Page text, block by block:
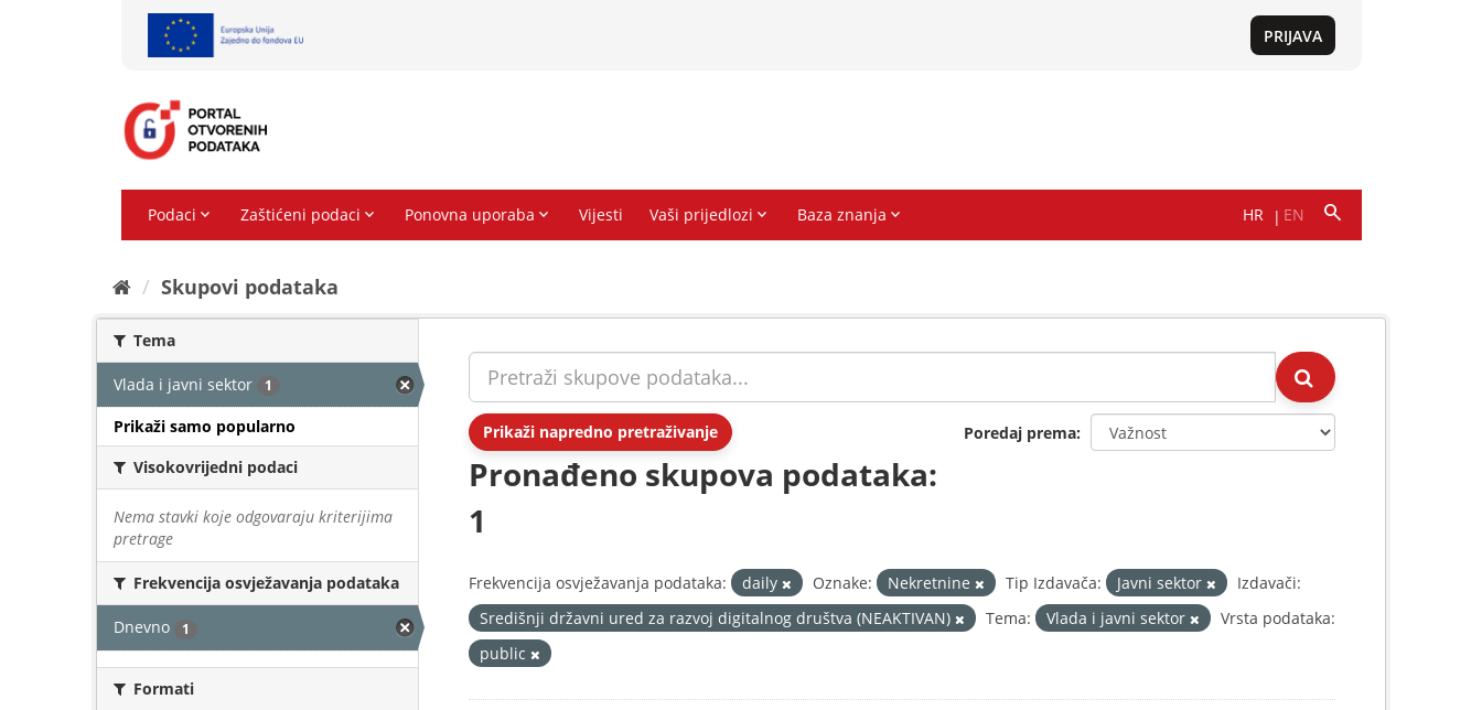
Skupovi podаtаkа
Tema
Vlada i javni sektor 1
Prikaži samo popularno
Visokovrijedni podaci
Nema stavki koje odgovaraju kriterijima
pretrage
Frekvencija osvježavanja podataka
Dnevno 1
Formati
Prikaži napredno pretraživanje Poredaj prema
Pronađeno skupova podataka:
1
Frekvencija osvježavanja podataka: daily Oznake: Nekretnine Tip Izdavača: Javni sektor
Izdavači:
Središnji državni ured za razvoj digitalnog društva (NEAKTIVAN)
Tema: Vlada i javni sektor
Vrsta podataka:
public